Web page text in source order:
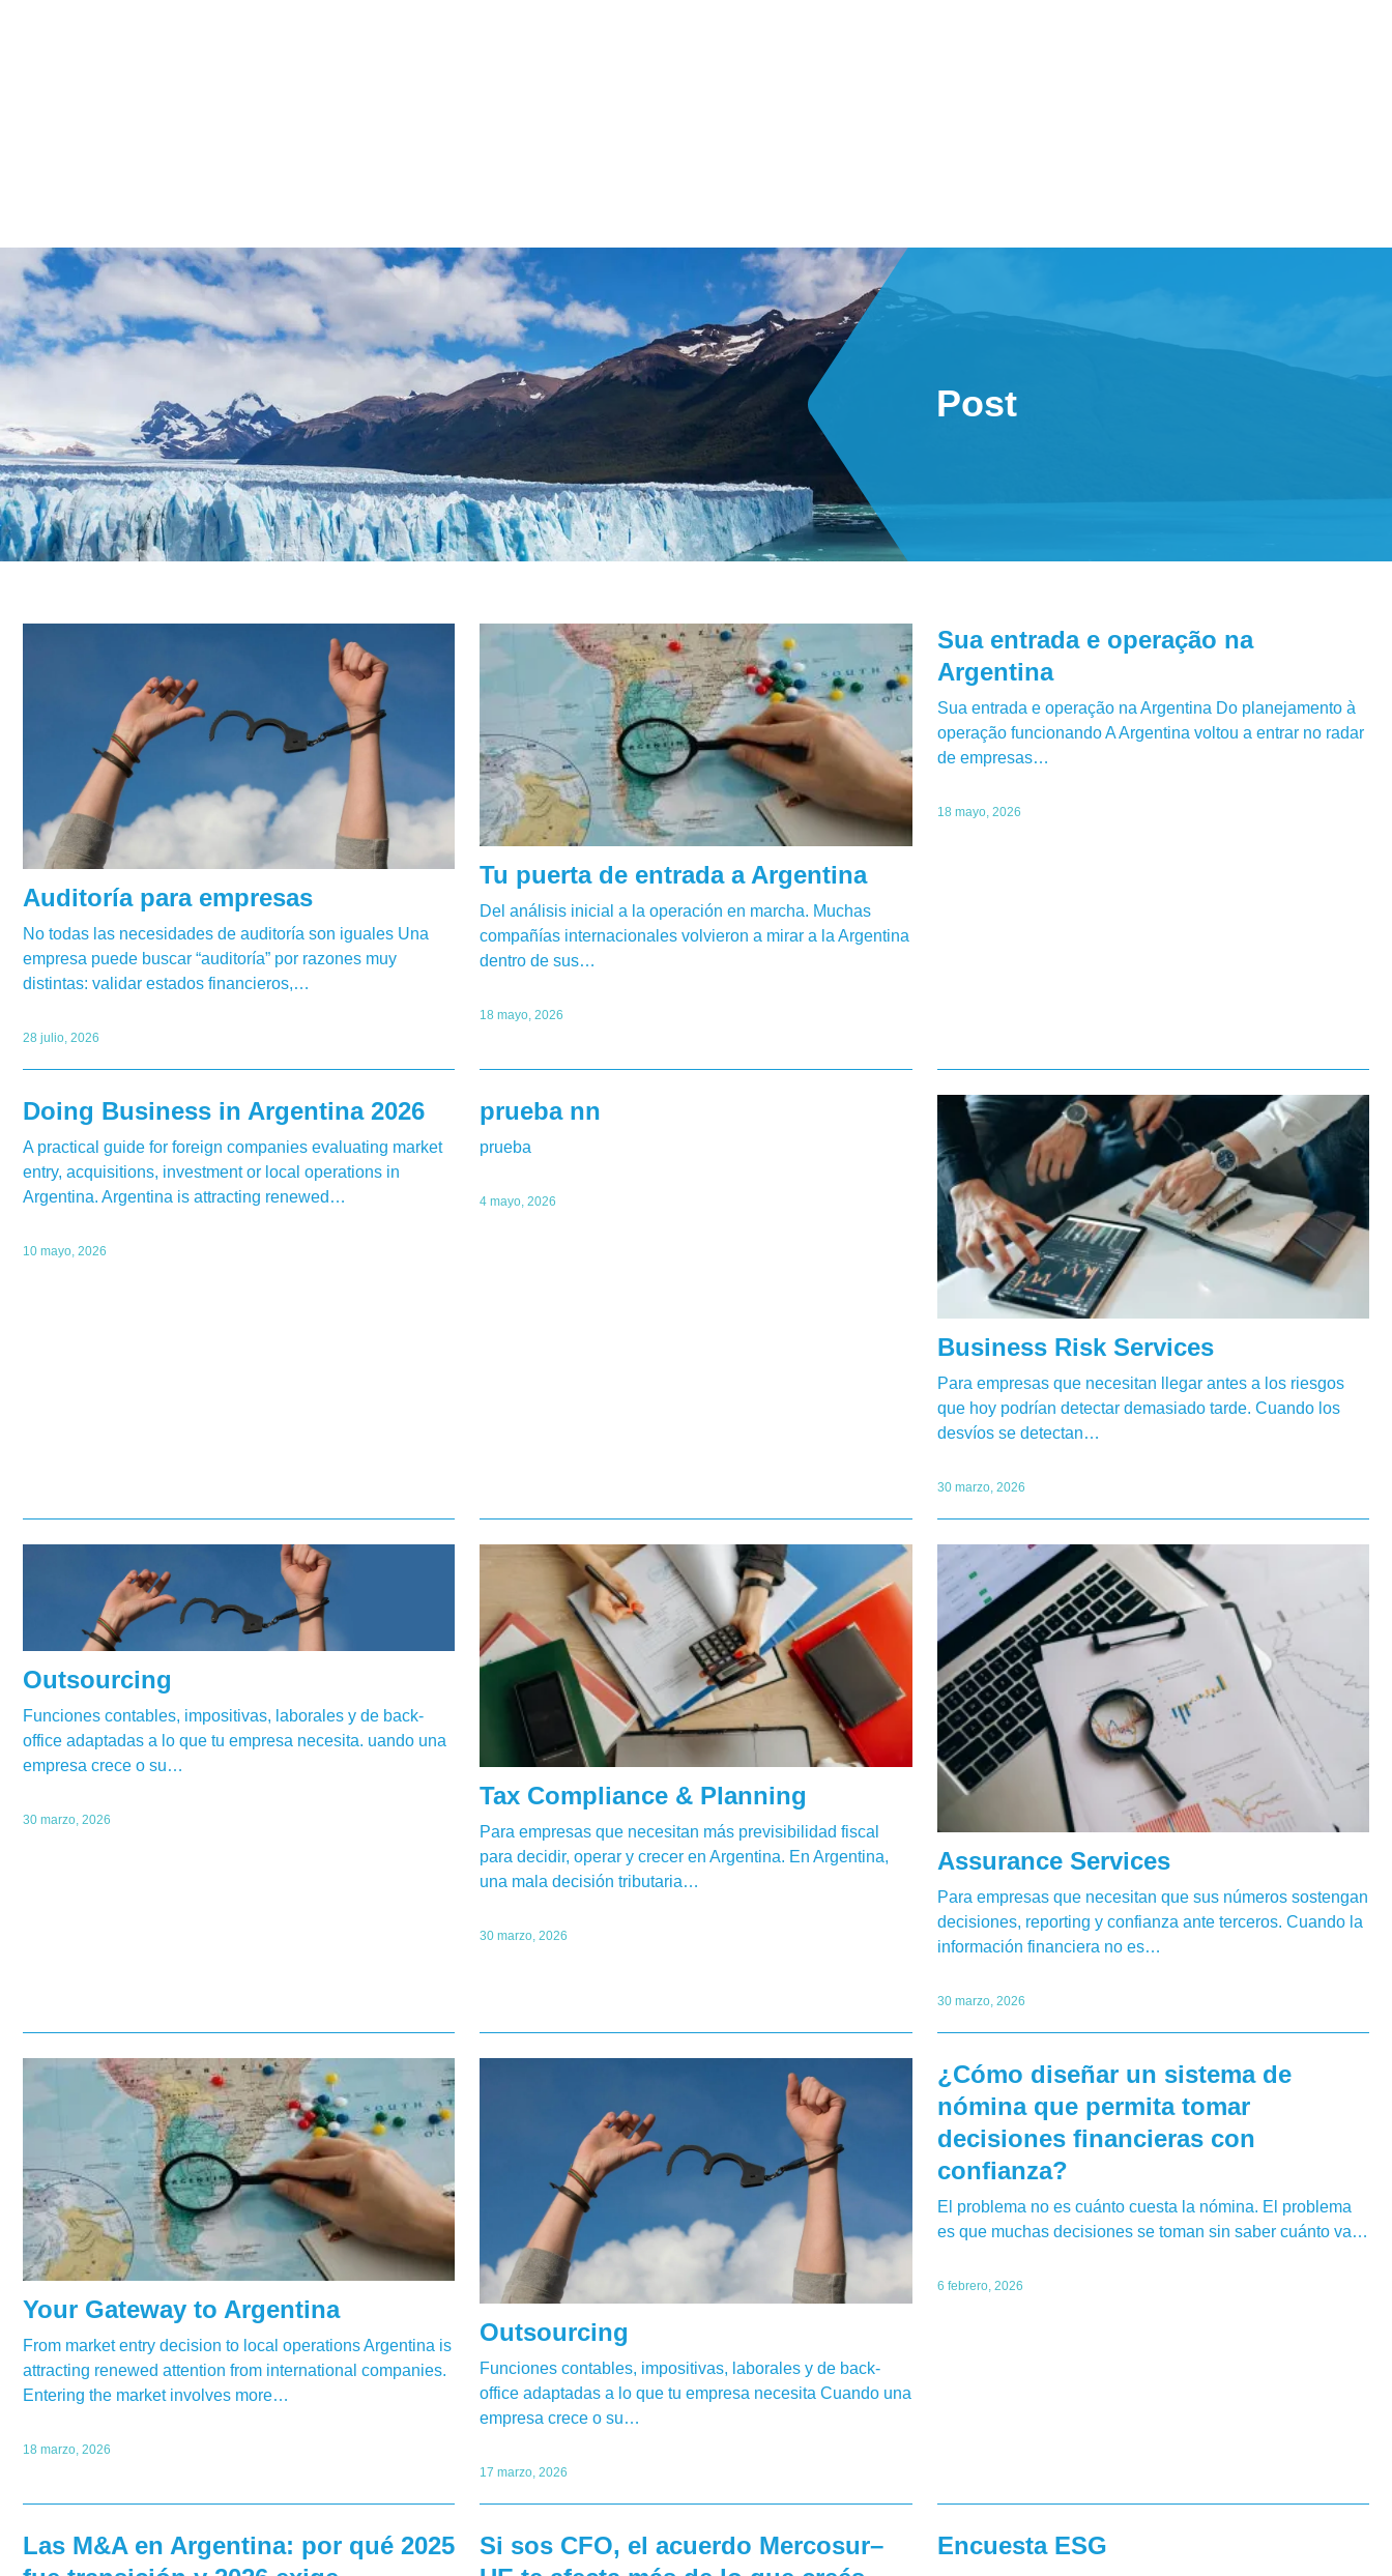
Post
Auditoría para empresas
No todas las necesidades de auditoría son iguales Una
empresa puede buscar “auditoría” por razones muy
distintas: validar estados financieros,…
28 julio, 2026
Tu puerta de entrada a Argentina
Del análisis inicial a la operación en marcha. Muchas
compañías internacionales volvieron a mirar a la Argentina
dentro de sus…
18 mayo, 2026
Sua entrada e operação na
Argentina
Sua entrada e operação na Argentina Do planejamento à
operação funcionando A Argentina voltou a entrar no radar
de empresas…
18 mayo, 2026
Doing Business in Argentina 2026
A practical guide for foreign companies evaluating market
entry, acquisitions, investment or local operations in
Argentina. Argentina is attracting renewed…
10 mayo, 2026
prueba nn
prueba
4 mayo, 2026
Business Risk Services
Para empresas que necesitan llegar antes a los riesgos
que hoy podrían detectar demasiado tarde. Cuando los
desvíos se detectan…
30 marzo, 2026
Outsourcing
Funciones contables, impositivas, laborales y de back-
office adaptadas a lo que tu empresa necesita. uando una
empresa crece o su…
30 marzo, 2026
Tax Compliance & Planning
Para empresas que necesitan más previsibilidad fiscal
para decidir, operar y crecer en Argentina. En Argentina,
una mala decisión tributaria…
30 marzo, 2026
Assurance Services
Para empresas que necesitan que sus números sostengan
decisiones, reporting y confianza ante terceros. Cuando la
información financiera no es…
30 marzo, 2026
Your Gateway to Argentina
From market entry decision to local operations Argentina is
attracting renewed attention from international companies.
Entering the market involves more…
18 marzo, 2026
Outsourcing
Funciones contables, impositivas, laborales y de back-
office adaptadas a lo que tu empresa necesita Cuando una
empresa crece o su…
17 marzo, 2026
¿Cómo diseñar un sistema de
nómina que permita tomar
decisiones financieras con
confianza?
El problema no es cuánto cuesta la nómina. El problema
es que muchas decisiones se toman sin saber cuánto va…
6 febrero, 2026
Las M&A en Argentina: por qué 2025
Si sos CFO, el acuerdo Mercosur–
Encuesta ESG